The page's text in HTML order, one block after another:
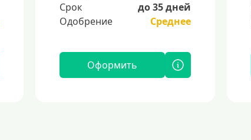
Срок
до 35 дней
Одобрение
Среднее
Оформить